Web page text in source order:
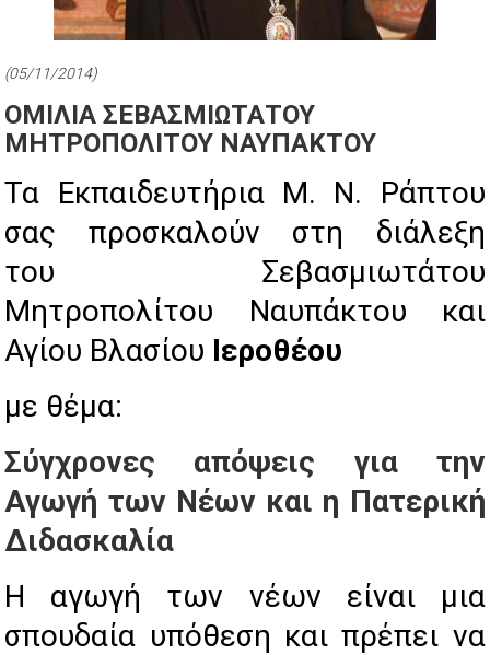
(05/11/2014)
ΟΜΙΛΙΑ ΣΕΒΑΣΜΙΩΤΑΤΟΥ
ΜΗΤΡΟΠΟΛΙΤΟΥ ΝΑΥΠΑΚΤΟΥ
Τα Εκπαιδευτήρια Μ. Ν. Ράπτου
σας προσκαλούν στη διάλεξη
του Σεβασμιωτάτου
Μητροπολίτου Ναυπάκτου και
Αγίου Βλασίου Ιεροθέου
με θέμα:
Σύγχρονες απόψεις για την
Αγωγή των Νέων και η Πατερική
Διδασκαλία
Η αγωγή των νέων είναι μια
σπουδαία υπόθεση και πρέπει να